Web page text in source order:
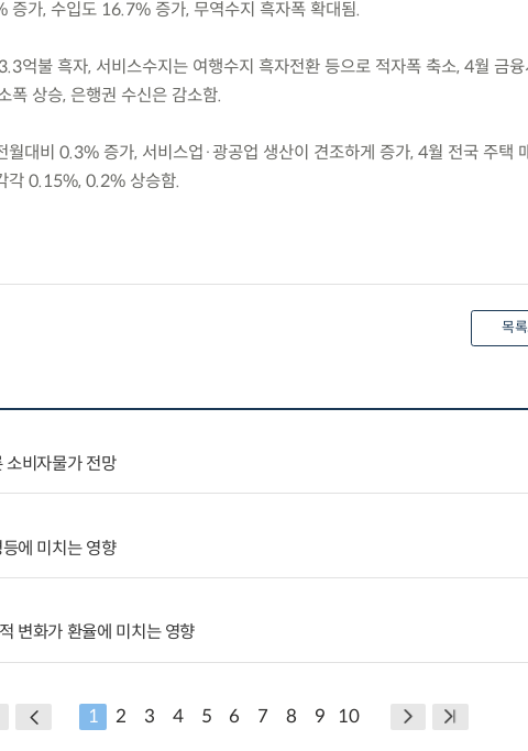
증가, 수입도 16.7% 증가, 무역수지 흑자폭 확대됨.
억불 흑자, 서비스수지는 여행수지 흑자전환 등으로 적자폭 축소, 4월 금
폭 상승, 은행권 수신은 감소함.
월대비 0.3% 증가, 서비스업·광공업 생산이 견조하게 증가, 4월 전국 주택
각 0.15%, 0.2% 상승함.
목
소비자물가 전망
에 미치는 영향
변화가 환율에 미치는 영향
1 2 3 4 5 6 7 8 9 10